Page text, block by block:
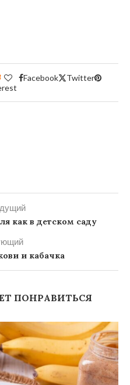
Facebook
Twitter
как в детском саду
и кабачка
ПОНРАВИТЬСЯ